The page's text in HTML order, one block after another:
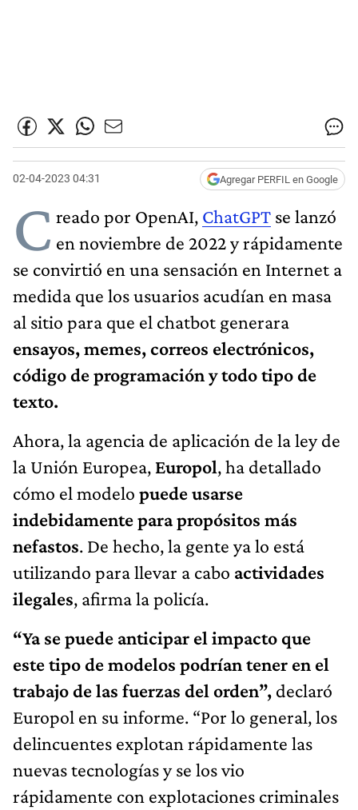
02-04-2023 04:31 Agregar PERFIL en Google
C reado por OpenAI, ChatGPT se lanzó
en noviembre de 2022 y rápidamente
se convirtió en una sensación en Internet a
medida que los usuarios acudían en masa
al sitio para que el chatbot generara
ensayos, memes, correos electrónicos,
código de programación y todo tipo de
texto.
Ahora, la agencia de aplicación de la ley de
la Unión Europea, Europol, ha detallado
cómo el modelo puede usarse
indebidamente para propósitos más
nefastos. De hecho, la gente ya lo está
utilizando para llevar a cabo actividades
ilegales, afirma la policía.
“Ya se puede anticipar el impacto que
este tipo de modelos podrían tener en el
trabajo de las fuerzas del orden”, declaró
Europol en su informe. “Por lo general, los
delincuentes explotan rápidamente las
nuevas tecnologías y se los vio
rápidamente con explotaciones criminales